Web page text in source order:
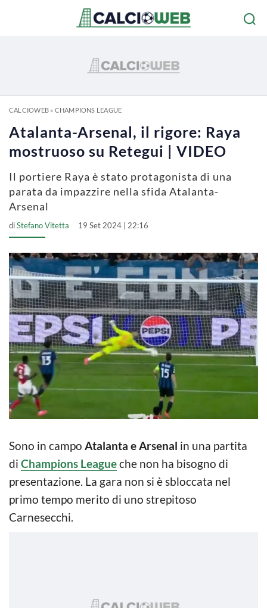
CALCIOWEB» CHAMPIONS LEAGUE
Atalanta-Arsenal, il rigore: Raya
mostruoso su Retegui | VIDEO
Il portiere Raya è stato protagonista di una
parata da impazzire nella sfida Atalanta-
Arsenal
diStefano Vitetta 19 Set 2024 | 22:16
Sono in campo Atalanta e Arsenal in una partita
di Champions Leagueche non ha bisogno di
presentazione. La gara non si è sbloccata nel
primo tempo merito di uno strepitoso
Carnesecchi.